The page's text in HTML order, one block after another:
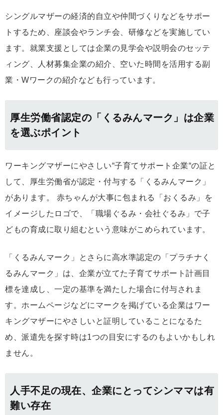
シングルマザーの経済的自立や仲間づくりなどをサポー
トするため、座談会やランチ会、研修などを実施してい
ます。就業支援としては企業の見学会や説明会のセッテ
ィング、人材募集企業の紹介、空いた時間を活用する副
業・Wワークの紹介なども行っています。
厚生労働省認定の「くるみんマーク」は企業
を選ぶポイント
ワーキングマザーにやさしい“子育てサポート企業“の証と
して、厚生労働省が認定・付与する「くるみんマーク」
があります。 赤ちゃんが大事に包まれる「おくるみ」を
イメージしたロゴで、「職場ぐるみ・会社ぐるみ」で子
どもの育成に取り組むという意味がこめられています。
「くるみんマーク」とさらに高水準認定の「プラチナく
るみんマーク」は、企業が立てた子育てサポート計画目
標を達成し、一定の基準を満たした場合に付与されま
す。ホームページなどにマークを掲げている企業はワー
キングマザーにやさしいと証明していることになるた
め、派遣先を探す時は1つの目安にするのもよいかもしれ
ません。
人手不足の現在、企業にとってシンママは有
難い存在